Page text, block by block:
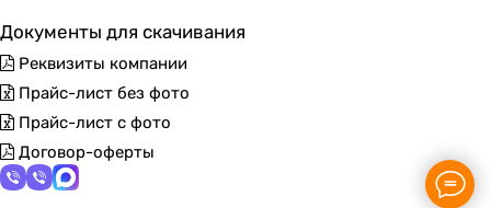
Документы для скачивания
Реквизиты компании
Прайс-лист без фото
Прайс-лист с фото
Договор-оферты